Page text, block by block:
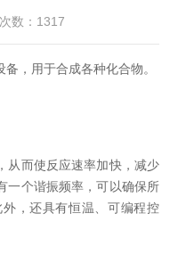
数：1317
，用于合成各种化合物。
而使反应速率加快，减少
一个谐振频率，可以确保所
，还具有恒温、可编程控